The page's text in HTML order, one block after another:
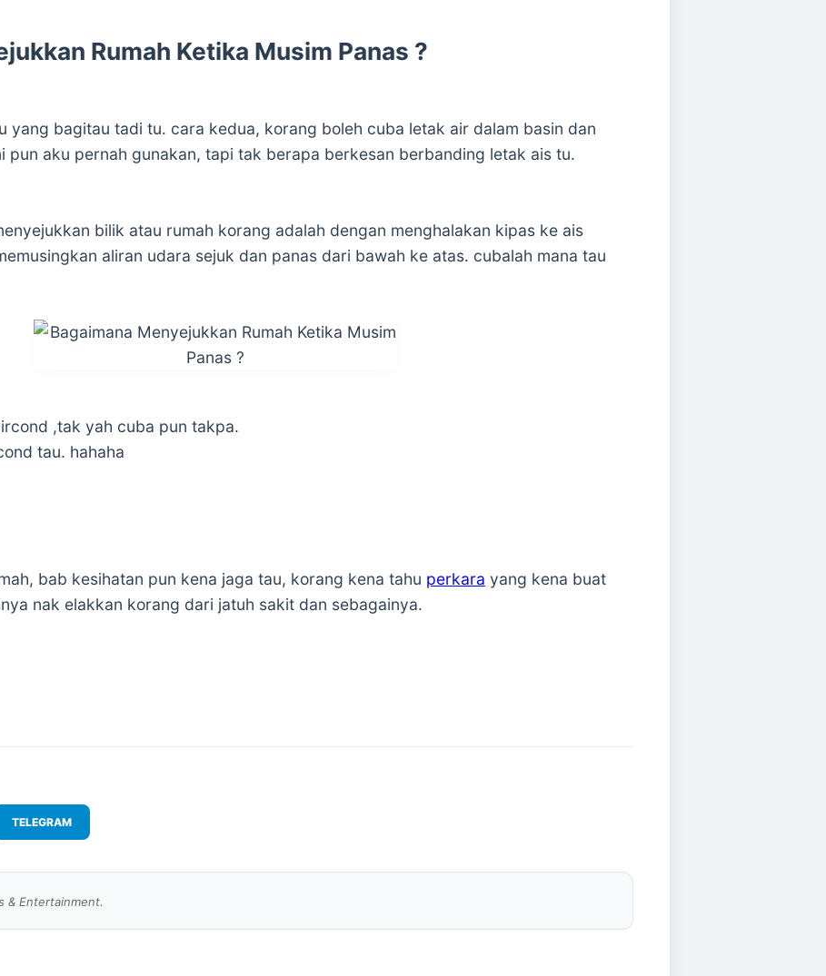
Rumah Ketika Musim Panas ?
yang bagitau tadi tu. cara kedua, korang boleh cuba letak air dalam basin dan
pun aku pernah gunakan, tapi tak berapa berkesan berbanding letak ais tu.
bilik atau rumah korang adalah dengan menghalakan kipas ke ais
aliran udara sejuk dan panas dari bawah ke atas. cubalah mana tau
,tak yah cuba pun takpa.
tau. hahaha
bab kesihatan pun kena jaga tau, korang kena tahu perkara yang kena buat
nak elakkan korang dari jatuh sakit dan sebagainya.
TELEGRAM
& Entertainment.